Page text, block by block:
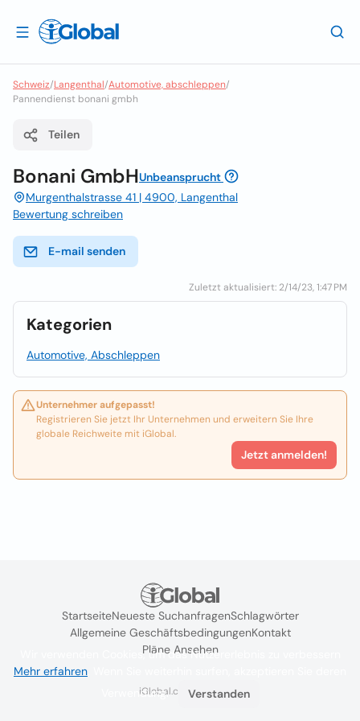
Schweiz/Langenthal/Automotive, abschleppen/
Pannendienst bonani gmbh
Teilen
Bonani GmbHUnbeansprucht
Murgenthalstrasse 41 | 4900, Langenthal
Bewertung schreiben
E-mail senden
Zuletzt aktualisiert: 2/14/23, 1:47 PM
Kategorien
Automotive, Abschleppen
Unternehmer aufgepasst!
Registrieren Sie jetzt Ihr Unternehmen und erweitern Sie Ihre
globale Reichweite mit iGlobal.
Jetzt anmelden!
StartseiteNeueste SuchanfragenSchlagwörter
Allgemeine GeschäftsbedingungenKontakt
Pläne Ansehen
iGlobal.co @ 2024
Wir verwenden Cookies, um das Nutzererlebnis zu verbessern
Mehr erfahren
Verwendung.
Verstanden